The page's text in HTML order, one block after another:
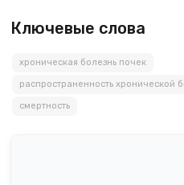
Ключевые слова
хроническая болезнь почек
распространенность хронической
смертность